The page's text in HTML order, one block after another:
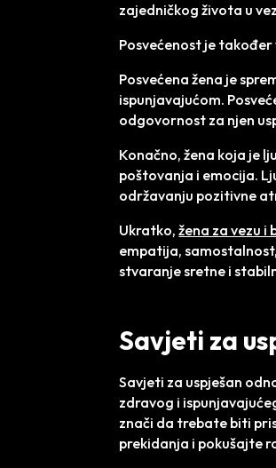
zajedničkog života u
Posvećenost je
Posvećena žena je
ispunjavajućom.
odgovornost za njen
Konačno, žena koja je
poštovanja i emocija.
održavanju pozitivne
Ukratko,žena za vezu i
empatija,
stvaranje sretne i
Savjeti za
Savjeti za uspješan
zdravog i
znači da trebate biti
prekidanja i pokušajte